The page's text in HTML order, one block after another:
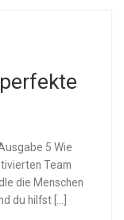
5 Wie
Team
die Menschen
du hilfst […]